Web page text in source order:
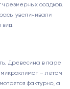
осадков.
увеличивали
Древесина в паре
– летом
фактурно, а